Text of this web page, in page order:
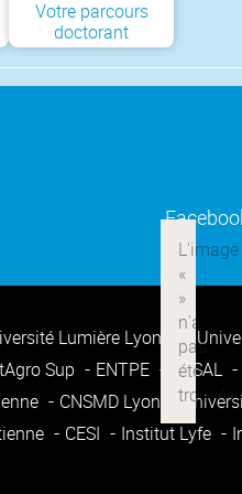
Votre parcours
doctorant
Lumière Lyon 2
Sup ENTPE ENSAL
CNSMD Lyon
CESI Institut Lyfe